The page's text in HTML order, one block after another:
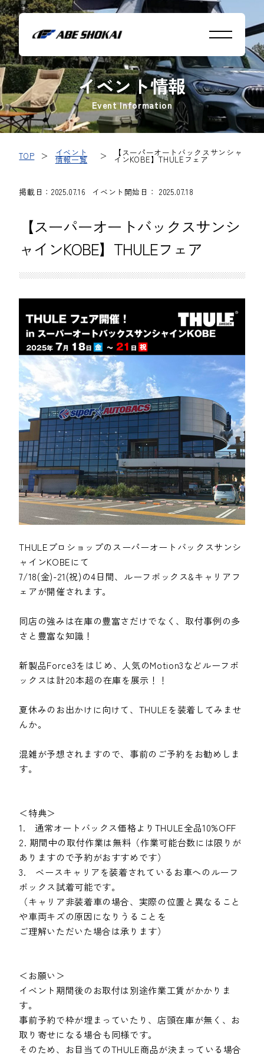
イベント情報
Event Information
TOP ＞ イベント
情報一覧 ＞ 【スーパーオートバックスサンシャ
インKOBE】THULEフェア
掲載日：2025.07.16 イベント開始日： 2025.07.18
【スーパーオートバックスサンシ
ャインKOBE】THULEフェア
THULEプロショップのスーパーオートバックスサンシ
ャインKOBEにて
7/18(金)-21(祝)の4日間、ルーフボックス&キャリアフ
ェアが開催されます。
同店の強みは在庫の豊富さだけでなく、取付事例の多
さと豊富な知識！
新製品Force3をはじめ、人気のMotion3などルーフボ
ックスは計20本超の在庫を展示！！
夏休みのお出かけに向けて、THULEを装着してみませ
んか。
混雑が予想されますので、事前のご予約をお勧めしま
す。
＜特典＞
1. 通常オートバックス価格よりTHULE全品10%OFF
2. 期間中の取付作業は無料（作業可能台数には限りが
ありますので予約がおすすめです）
3. ベースキャリアを装着されているお車へのルーフ
ボックス試着可能です。
（キャリア非装着車の場合、実際の位置と異なること
や車両キズの原因になりうることを
ご理解いただいた場合は承ります）
＜お願い＞
イベント期間後のお取付は別途作業工賃がかかりま
す。
事前予約で枠が埋まっていたり、店頭在庫が無く、お
取り寄せになる場合も同様です。
そのため、お目当てのTHULE商品が決まっている場合